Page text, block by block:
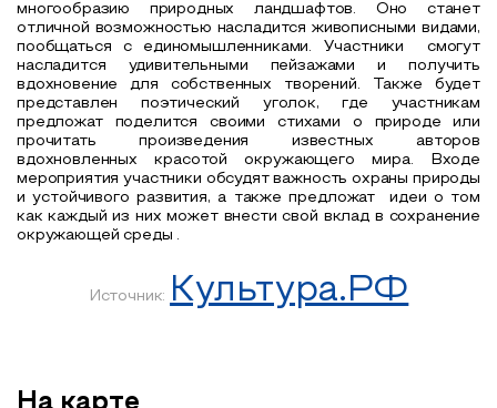
многообразию природных ландшафтов. Оно станет
отличной возможностью насладится живописными видами,
пообщаться с единомышленниками. Участники
смогут
насладится удивительными пейзажами и получить
вдохновение для собственных творений. Также будет
представлен поэтический уголок, где участникам
предложат поделится своими стихами о природе или
прочитать произведения известных авторов
вдохновленных красотой окружающего мира. Входе
мероприятия участники обсудят важность охраны природы
и устойчивого развития, а также предложат
идеи о том
как каждый из них может внести свой вклад в сохранение
окружающей среды .
Источник: Культура.РФ
На карте